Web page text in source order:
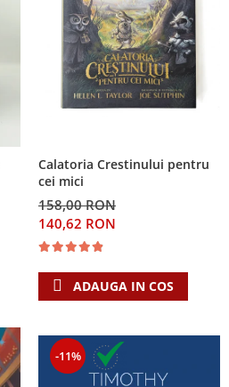
Calatoria Crestinului pentru
cei mici
158,00 RON
140,62 RON
ADAUGA IN COS
-11%